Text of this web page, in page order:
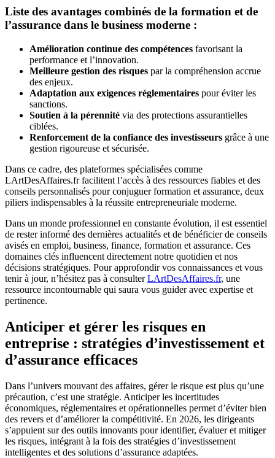
Liste des avantages combinés de la formation et de
l’assurance dans le business moderne :
Amélioration continue des compétences favorisant la
performance et l’innovation.
Meilleure gestion des risques par la compréhension accrue
des enjeux.
Adaptation aux exigences réglementaires pour éviter les
sanctions.
Soutien à la pérennité via des protections assurantielles
ciblées.
Renforcement de la confiance des investisseurs grâce à une
gestion rigoureuse et sécurisée.
Dans ce cadre, des plateformes spécialisées comme
LArtDesAffaires.fr facilitent l’accès à des ressources fiables et des
conseils personnalisés pour conjuguer formation et assurance, deux
piliers indispensables à la réussite entrepreneuriale moderne.
Dans un monde professionnel en constante évolution, il est essentiel
de rester informé des dernières actualités et de bénéficier de conseils
avisés en emploi, business, finance, formation et assurance. Ces
domaines clés influencent directement notre quotidien et nos
décisions stratégiques. Pour approfondir vos connaissances et vous
tenir à jour, n’hésitez pas à consulterLArtDesAffaires.fr, une
ressource incontournable qui saura vous guider avec expertise et
pertinence.
Anticiper et gérer les risques en
entreprise : stratégies d’investissement et
d’assurance efficaces
Dans l’univers mouvant des affaires, gérer le risque est plus qu’une
précaution, c’est une stratégie. Anticiper les incertitudes
économiques, réglementaires et opérationnelles permet d’éviter bien
des revers et d’améliorer la compétitivité. En 2026, les dirigeants
s’appuient sur des outils innovants pour identifier, évaluer et mitiger
les risques, intégrant à la fois des stratégies d’investissement
intelligentes et des solutions d’assurance adaptées.